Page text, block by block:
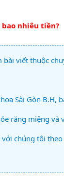
nhiêu tiền?
bài viết thuộc
Sài Gòn B.H,
răng miệng và
chúng tôi